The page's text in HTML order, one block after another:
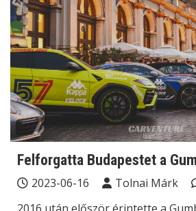
Felforgatta Budapestet a
2023-06-16 Tolnai Márk